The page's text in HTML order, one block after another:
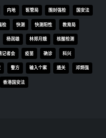
内地 医管局 围封强检 国安法
检 快测 快测阳性 教育局
杨润雄 林郑月娥 核酸检测
记者会 疫苗 确诊 科兴
警方 输入个案 通关 邓炳强
香港国安法